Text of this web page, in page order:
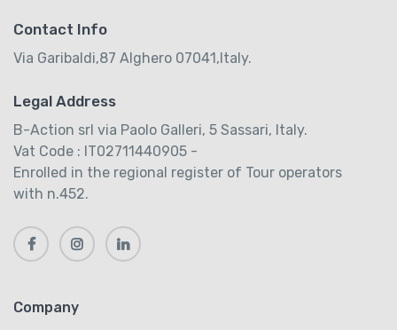
Contact Info
Via Garibaldi,87 Alghero 07041,Italy.
Legal Address
B-Action srl via Paolo Galleri, 5 Sassari, Italy.
Vat Code : IT02711440905 -
Enrolled in the regional register of Tour operators
with n.452.
Company